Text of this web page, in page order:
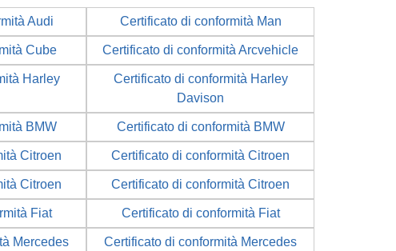
Audi Certificato di conformità Man
Cube Certificato di conformità Arcvehicle
Harley
Certificato di conformità Harley
Davison
BMW Certificato di conformità BMW
Citroen Certificato di conformità Citroen
Citroen Certificato di conformità Citroen
Fiat Certificato di conformità Fiat
Mercedes Certificato di conformità Mercedes